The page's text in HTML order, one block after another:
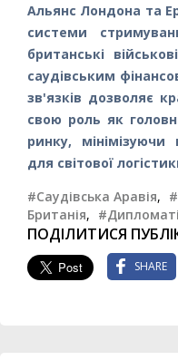
Альянс Лондона та
системи
британські
саудівським
зв'язків дозволяє
свою роль як
ринку, мінімізуючи
для світової
#Саудівська Аравія,
Британія,
ПОДІЛИТИСЯ
SHARE